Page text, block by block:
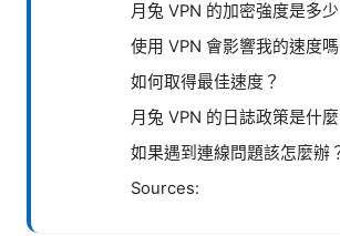
月兔 VPN 的加密強度是多少
使用 VPN 會影響我的速度嗎
如何取得最佳速度？
月兔 VPN 的日誌政策是什麼
如果遇到連線問題該怎麼辦
Sources: